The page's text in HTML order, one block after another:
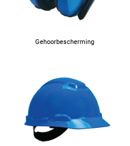
Gehoorbescherming